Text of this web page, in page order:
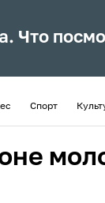
Что
Спорт